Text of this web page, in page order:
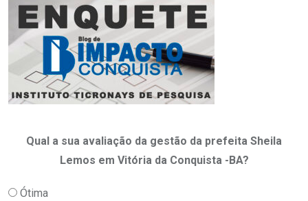
Qual a sua avaliação da gestão da prefeita Sheila
Lemos em Vitória da Conquista -BA?
Ótima